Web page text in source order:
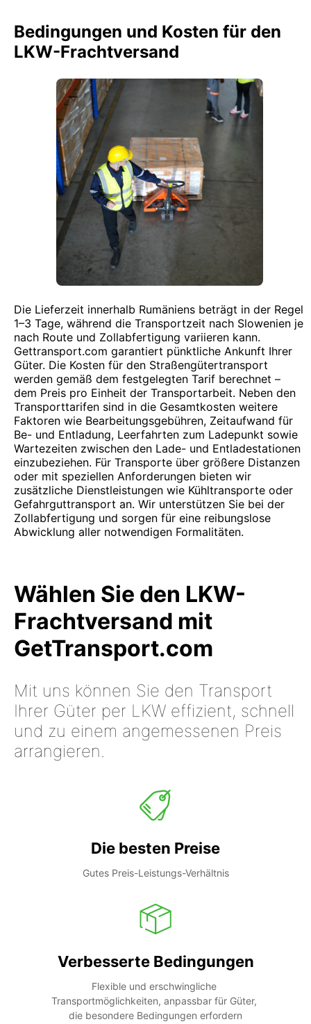
Bedingungen und Kosten für den
LKW-Frachtversand
Die Lieferzeit innerhalb Rumäniens beträgt in der Regel
1–3 Tage, während die Transportzeit nach Slowenien je
nach Route und Zollabfertigung variieren kann.
Gettransport.com garantiert pünktliche Ankunft Ihrer
Güter. Die Kosten für den Straßengütertransport
werden gemäß dem festgelegten Tarif berechnet –
dem Preis pro Einheit der Transportarbeit. Neben den
Transporttarifen sind in die Gesamtkosten weitere
Faktoren wie Bearbeitungsgebühren, Zeitaufwand für
Be- und Entladung, Leerfahrten zum Ladepunkt sowie
Wartezeiten zwischen den Lade- und Entladestationen
einzubeziehen. Für Transporte über größere Distanzen
oder mit speziellen Anforderungen bieten wir
zusätzliche Dienstleistungen wie Kühltransporte oder
Gefahrguttransport an. Wir unterstützen Sie bei der
Zollabfertigung und sorgen für eine reibungslose
Abwicklung aller notwendigen Formalitäten.
Wählen Sie den LKW-
Frachtversand mit
GetTransport.com
Mit uns können Sie den Transport
Ihrer Güter per LKW effizient, schnell
und zu einem angemessenen Preis
arrangieren.
Die besten Preise
Gutes Preis-Leistungs-Verhältnis
Verbesserte Bedingungen
Flexible und erschwingliche
Transportmöglichkeiten, anpassbar für Güter,
die besondere Bedingungen erfordern